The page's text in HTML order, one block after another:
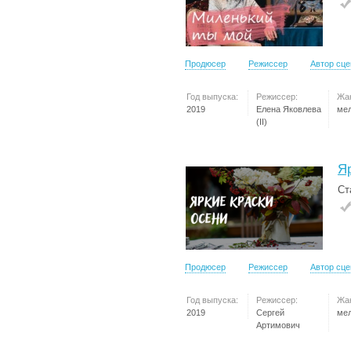
Продюсер Режиссер Автор
Год выпуска:
2019
Режиссер:
Елена Яковлева
(II)
Продюсер Режиссер Автор
Год выпуска:
2019
Режиссер:
Сергей
Артимович